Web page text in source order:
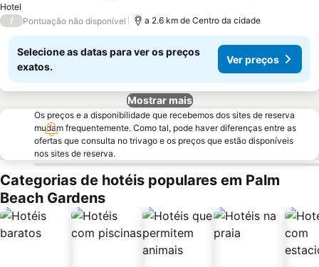
Hotel
/ Pontuação não disponível a 2.6 km de Centro da cidade
Selecione as datas para ver os preços
exatos.
Ver preços
Mostrar mais
Os preços e a disponibilidade que recebemos dos sites de reserva
mudam frequentemente. Como tal, pode haver diferenças entre as
ofertas que consulta no trivago e os preços que estão disponíveis
nos sites de reserva.
Categorias de hotéis populares em Palm
Beach Gardens